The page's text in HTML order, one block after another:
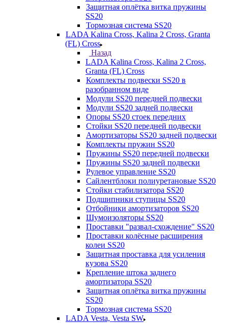
Защитная оплётка витка пружины
SS20
Тормозная система SS20
LADA Kalina Cross, Kalina 2 Cross, Granta
(FL) Cross
Назад
LADA Kalina Cross, Kalina 2 Cross,
Granta (FL) Cross
Комплекты подвески SS20 в
разобранном виде
Модули SS20 передней подвески
Модули SS20 задней подвески
Опоры SS20 стоек передних
Стойки SS20 передней подвески
Амортизаторы SS20 задней подвески
Комплекты пружин SS20
Пружины SS20 передней подвески
Пружины SS20 задней подвески
Рулевое управление SS20
Сайлентблоки полиуретановые SS20
Стойки стабилизатора SS20
Подшипники ступицы SS20
Отбойники амортизаторов SS20
Шумоизоляторы SS20
Проставки "развал-схождение" SS20
Проставки колёсные расширения
колеи SS20
Защитная проставка для усиления
кузова SS20
Крепление штока заднего
амортизатора SS20
Защитная оплётка витка пружины
SS20
Тормозная система SS20
LADA Vesta, Vesta SW